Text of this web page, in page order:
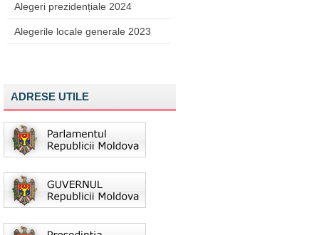
Alegeri prezidențiale 2024
Alegerile locale generale 2023
ADRESE UTILE